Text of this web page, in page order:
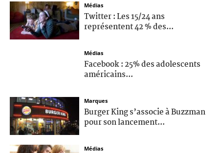
Médias
Twitter : Les 15/24 ans
représentent 42 % des...
Médias
Facebook : 25% des adolescents
américains...
Marques
Burger King s’associe à Buzzman
pour son lancement...
Médias